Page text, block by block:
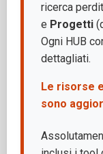
ricerca
e Progetti
Ogni HUB
dettagliati.
Le risorse
sono